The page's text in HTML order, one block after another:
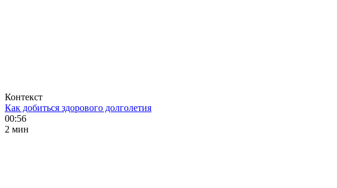
Контекст
Как добиться здорового долголетия
00:56
2 мин